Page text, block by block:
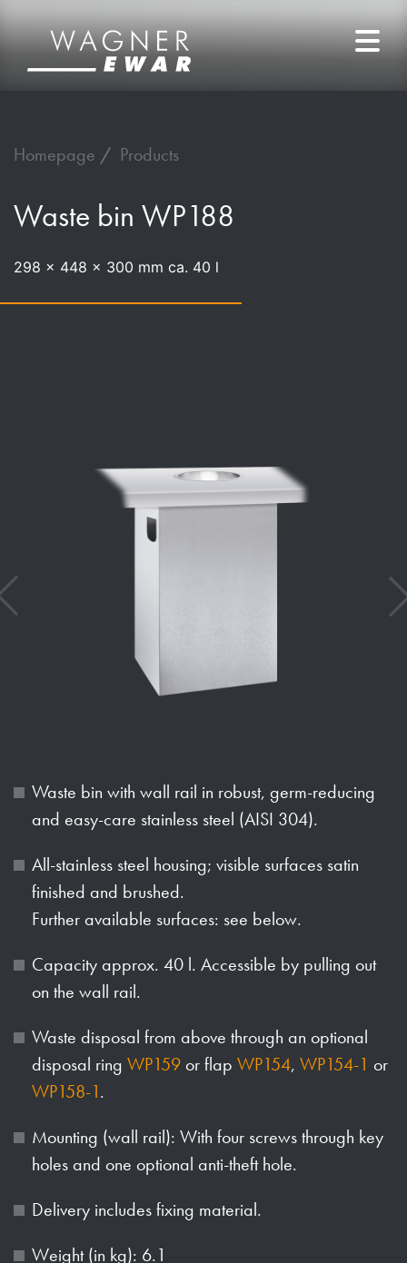
Homepage Products
Waste bin WP188
298 x 448 x 300 mm ca. 40 l
Waste bin with wall rail in robust, germ-reducing
and easy-care stainless steel (AISI 304).
All-stainless steel housing; visible surfaces satin
finished and brushed.
Further available surfaces: see below.
Capacity approx. 40 l. Accessible by pulling out
on the wall rail.
Waste disposal from above through an optional
disposal ring WP159 or flap WP154, WP154-1 or
WP158-1.
Mounting (wall rail): With four screws through key
holes and one optional anti-theft hole.
Delivery includes fixing material.
Weight (in kg): 6.1